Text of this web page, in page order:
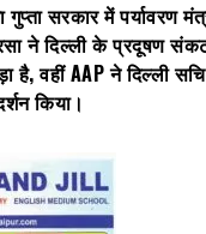
गुप्ता सरकार में पर्यावरण
ने दिल्ली के प्रदूषण
है, वहीं AAP ने दिल्ली
किया।